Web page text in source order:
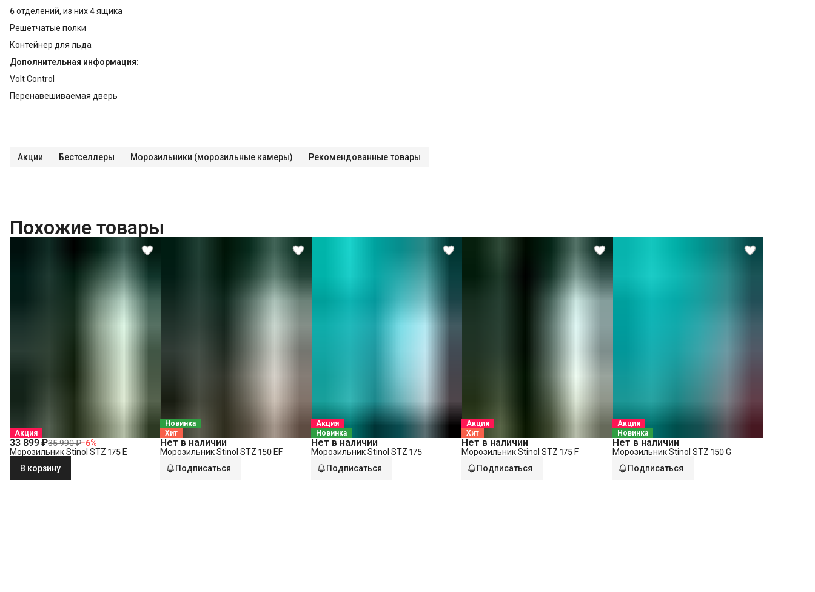
6 отделений, из них 4 ящика
Решетчатые полки
Контейнер для льда
Дополнительная информация:
Volt Control
Перенавешиваемая дверь
Акции Бестселлеры Морозильники (морозильные камеры) Рекомендованные товары
Похожие товары
Акция
33 899 ₽35 990 ₽−6%
Морозильник Stinol STZ 175 E
В корзину
Новинка
Хит
Нет в наличии
Морозильник Stinol STZ 150 EF
Подписаться
Акция
Новинка
Нет в наличии
Морозильник Stinol STZ 175
Подписаться
Акция
Хит
Нет в наличии
Морозильник Stinol STZ 175 F
Подписаться
Акция
Новинка
Нет в наличии
Морозильник Stinol STZ 150 G
Подписаться